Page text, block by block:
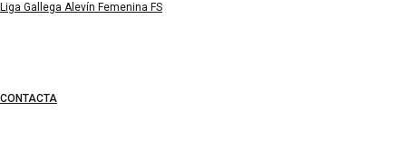
Liga Gallega Alevín Femenina FS
CONTACTA